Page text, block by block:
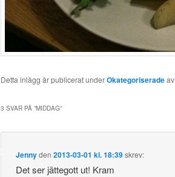
Detta inlägg är publicerat underOkategoriseradeav
3 SVAR PÅ ”MIDDAG”
Jennyden2013-03-01 kl. 18:39skrev:
Det ser jättegott ut! Kram